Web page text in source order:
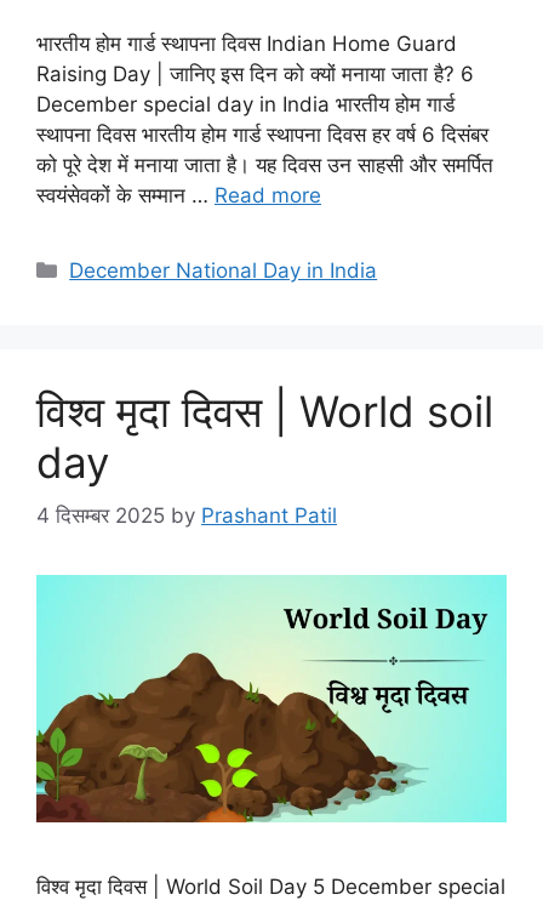
भारतीय होम गार्ड स्थापना दिवस Indian Home Guard
Raising Day | जानिए इस दिन को क्यों मनाया जाता है? 6
December special day in India भारतीय होम गार्ड
स्थापना दिवस भारतीय होम गार्ड स्थापना दिवस हर वर्ष 6 दिसंबर
को पूरे देश में मनाया जाता है। यह दिवस उन साहसी और समर्पित
स्वयंसेवकों के सम्मान … Read more
December National Day in India
विश्व मृदा दिवस | World soil
day
4 दिसम्बर 2025 by Prashant Patil
विश्व मृदा दिवस | World Soil Day 5 December special